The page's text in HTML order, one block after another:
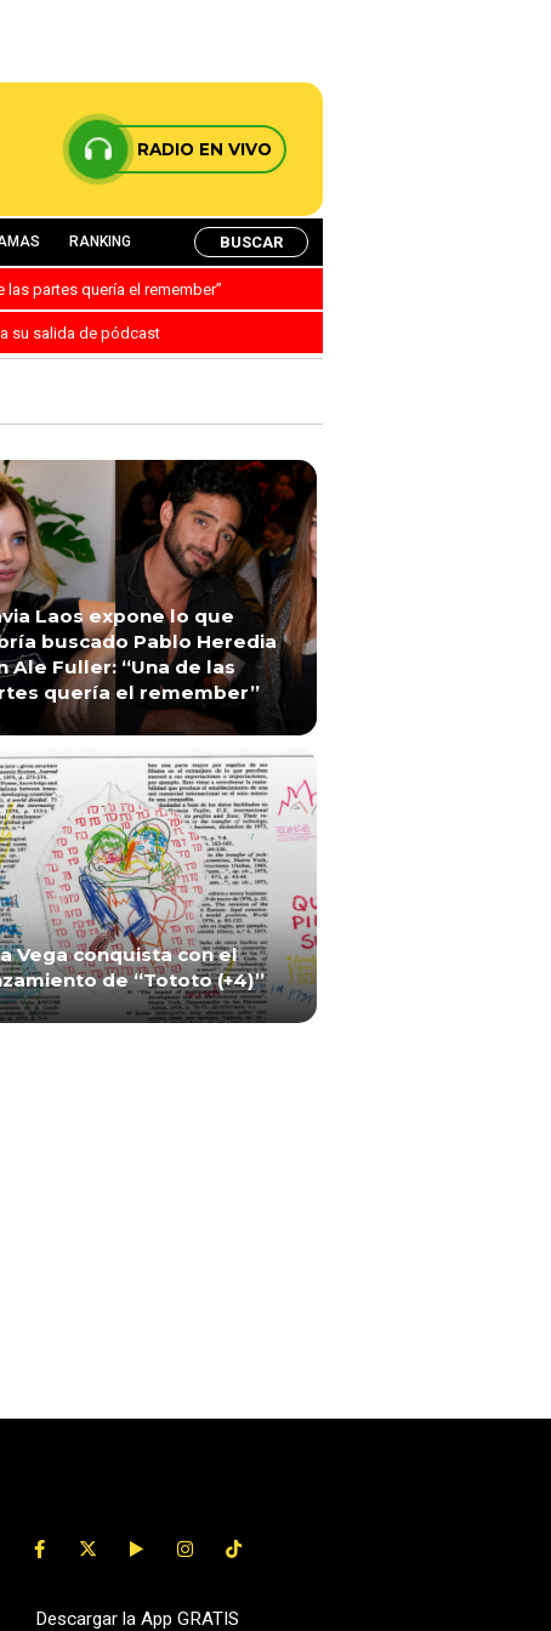
RADIO EN VIVO
RANKING BUSCAR
partes quería el remember”
su salida de pódcast
Laos expone lo que
buscado Pablo Heredia
Ale Fuller: “Una de las
quería el remember”
Vega conquista con el
de “Tototo (+4)”
Descargar la App GRATIS